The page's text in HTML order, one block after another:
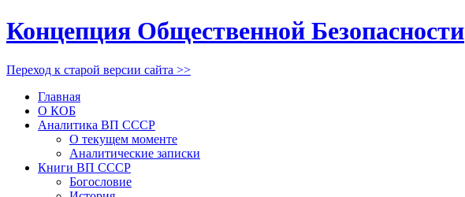
Концепция Общественной Безопасности
Переход к старой версии сайта >>
Главная
О КОБ
Аналитика ВП СССР
О текущем моменте
Аналитические записки
Книги ВП СССР
Богословие